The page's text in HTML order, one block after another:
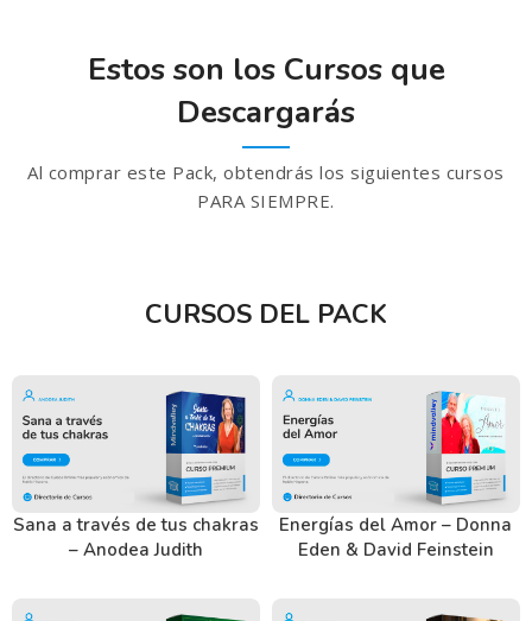
Estos son los Cursos que
Descargarás
Al comprar este Pack, obtendrás los siguientes cursos
PARA SIEMPRE.
CURSOS DEL PACK
Sana a través de tus chakras
– Anodea Judith
Energías del Amor – Donna
Eden & David Feinstein